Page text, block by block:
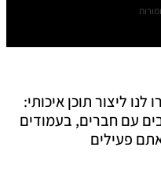
ליצור תוכן איכותי:
עם חברים, בעמודים
פעילים